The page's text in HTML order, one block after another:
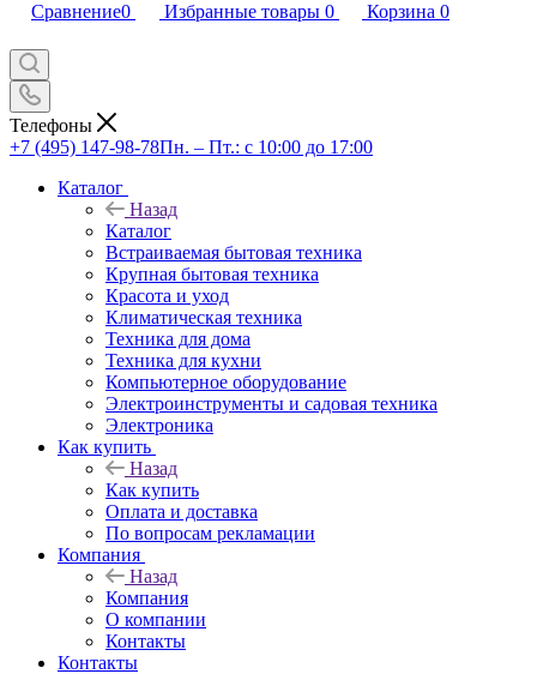
Сравнение0 Избранные товары 0 Корзина 0
Телефоны
+7 (495) 147-98-78Пн. – Пт.: с 10:00 до 17:00
Каталог
Назад
Каталог
Встраиваемая бытовая техника
Крупная бытовая техника
Красота и уход
Климатическая техника
Техника для дома
Техника для кухни
Компьютерное оборудование
Электроинструменты и садовая техника
Электроника
Как купить
Назад
Как купить
Оплата и доставка
По вопросам рекламации
Компания
Назад
Компания
О компании
Контакты
Контакты